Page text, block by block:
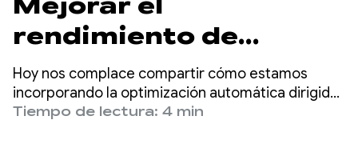
rendimiento de
Android: presentamos
AutoFDO para el
kernel
Hoy nos complace compartir cómo estamos
incorporando la optimización automática dirigida
por comentarios (AutoFDO) al kernel de Android
Tiempo de lectura: 4 min